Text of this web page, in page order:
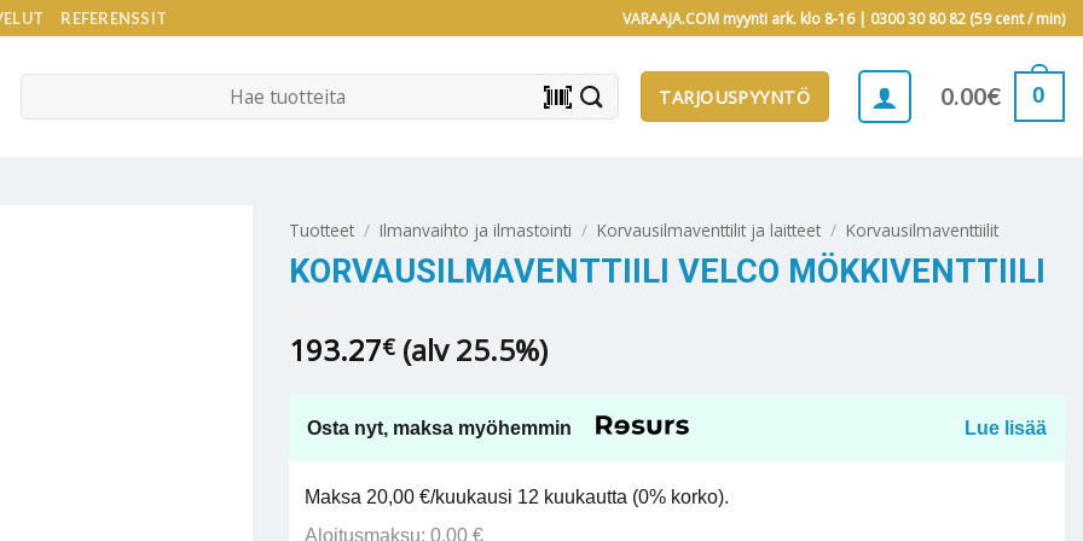
REFERENSSIT VARAAJA.COM myynti ark. klo 8-16 | 0300 30 80 82 (59 cent / min)
barcode_scanner TARJOUSPYYNTÖ 0.00€ 0
Tuotteet / Ilmanvaihto ja ilmastointi / Korvausilmaventtilit ja laitteet / Korvausilmaventtiilit
KORVAUSILMAVENTTIILI VELCO MÖKKIVENTTIILI
193.27€ (alv 25.5%)
Osta nyt, maksa myöhemmin Lue lisää
Maksa 20,00 €/kuukausi 12 kuukautta (0% korko).
Aloitusmaksu: 0,00 €